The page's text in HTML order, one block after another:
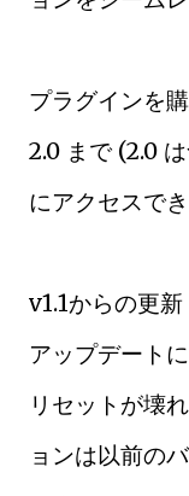
プラグインを
2.0 まで (2.0
にアクセスで
v1.1からの更新
アップデート
リセットが壊
ョンは以前の